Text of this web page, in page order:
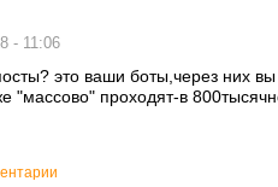
- 11:06
это ваши боты,через них
"массово" проходят-в